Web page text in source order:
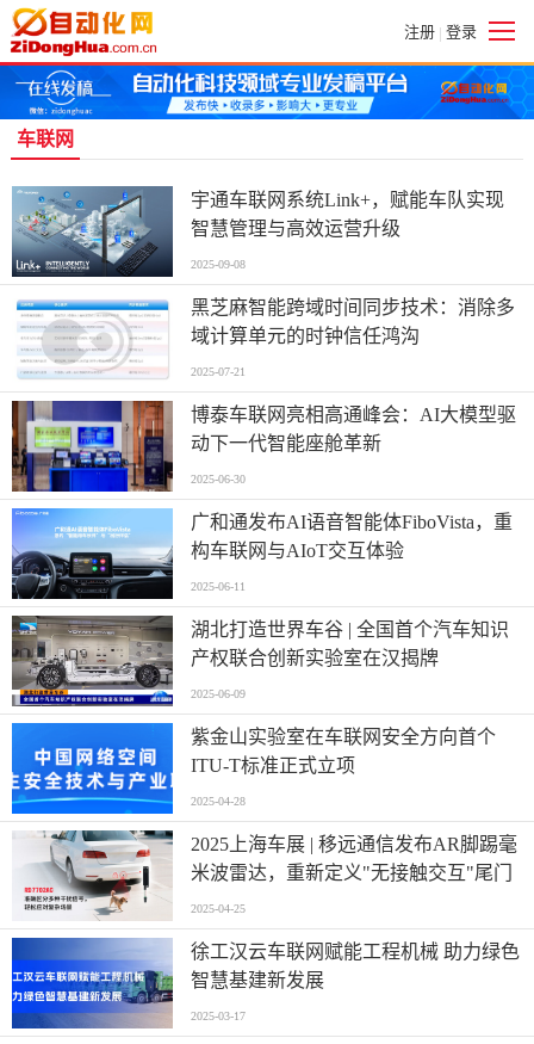
注册 | 登录
车联网
宇通车联网系统Link+，赋能车队实现
智慧管理与高效运营升级
2025-09-08
黑芝麻智能跨域时间同步技术：消除多
域计算单元的时钟信任鸿沟
2025-07-21
博泰车联网亮相高通峰会：AI大模型驱
动下一代智能座舱革新
2025-06-30
广和通发布AI语音智能体FiboVista，重
构车联网与AIoT交互体验
2025-06-11
湖北打造世界车谷 | 全国首个汽车知识
产权联合创新实验室在汉揭牌
2025-06-09
紫金山实验室在车联网安全方向首个
ITU-T标准正式立项
2025-04-28
2025上海车展 | 移远通信发布AR脚踢毫
米波雷达，重新定义"无接触交互"尾门
2025-04-25
徐工汉云车联网赋能工程机械 助力绿色
智慧基建新发展
2025-03-17